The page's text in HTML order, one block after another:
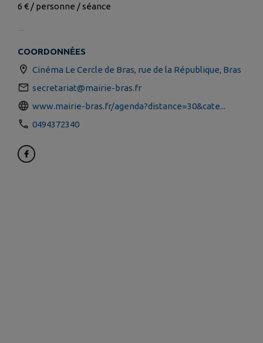
6 € / personne / séance
COORDONNÉES
Cinéma Le Cercle de Bras, rue de la République, Bras
secretariat@mairie-bras.fr
www.mairie-bras.fr/agenda?distance=30&cate...
0494372340